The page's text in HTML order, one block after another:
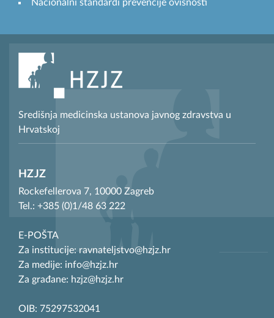
Nacionalni standardi prevencije ovisnosti
Središnja medicinska ustanova javnog zdravstva u
Hrvatskoj
HZJZ
Rockefellerova 7, 10000 Zagreb
Tel.: +385 (0)1/48 63 222
E-POŠTA
Za institucije: ravnateljstvo@hzjz.hr
Za medije: info@hzjz.hr
Za građane: hzjz@hzjz.hr
OIB: 75297532041